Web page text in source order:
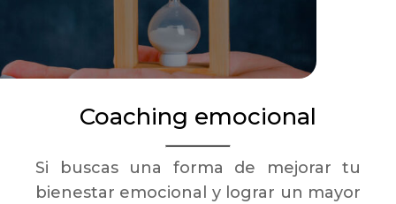
Coaching emocional
Si buscas una forma de mejorar tu
bienestar emocional y lograr un mayor